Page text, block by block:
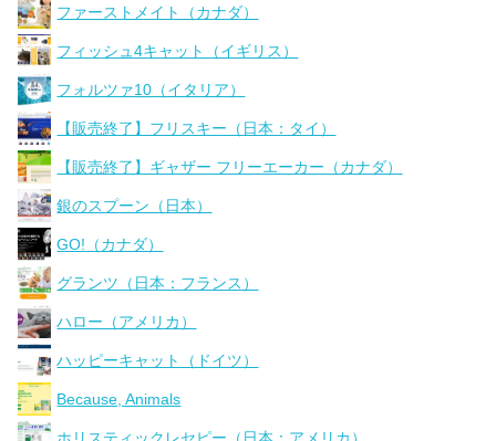
ファーストメイト（カナダ）
フィッシュ4キャット（イギリス）
フォルツァ10（イタリア）
【販売終了】フリスキー（日本：タイ）
【販売終了】ギャザー フリーエーカー（カナダ）
銀のスプーン（日本）
GO!（カナダ）
グランツ（日本：フランス）
ハロー（アメリカ）
ハッピーキャット（ドイツ）
Because, Animals